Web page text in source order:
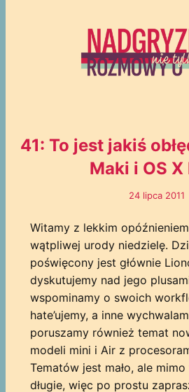
41: To jest jakiś
Maki i OS X
24 lipca 2011
Witamy z lekkim
wątpliwej urody niedzielę.
poświęcony jest głównie
dyskutujemy nad jego
wspominamy o swoich
hate’ujemy, a inne
poruszamy również temat
modeli mini i Air z
Tematów jest mało, ale
długie, więc po prostu